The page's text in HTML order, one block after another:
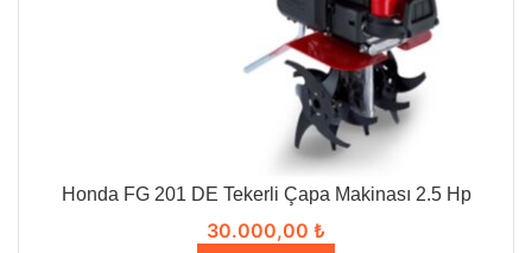
Honda FG 201 DE Tekerli Çapa Makinası 2.5 Hp
30.000,00 ₺